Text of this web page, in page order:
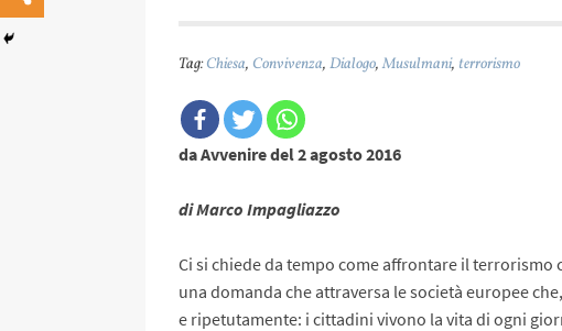
Tag:Chiesa, Convivenza, Dialogo,Musulmani, terrorismo
da Avvenire del 2 agosto 2016
di Marco Impagliazzo
Ci si chiede da tempo come affrontare il terrorismo
una domanda che attraversa le società europee
e ripetutamente: i cittadini vivono la vita di ogni